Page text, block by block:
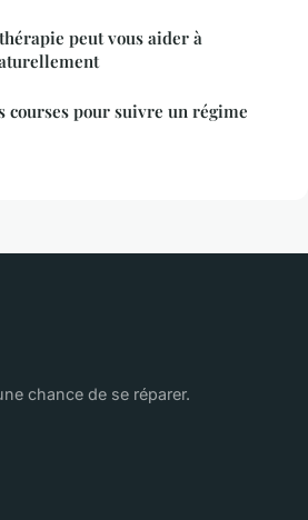
peut vous aider à
courses pour suivre un régime
chance de se réparer.